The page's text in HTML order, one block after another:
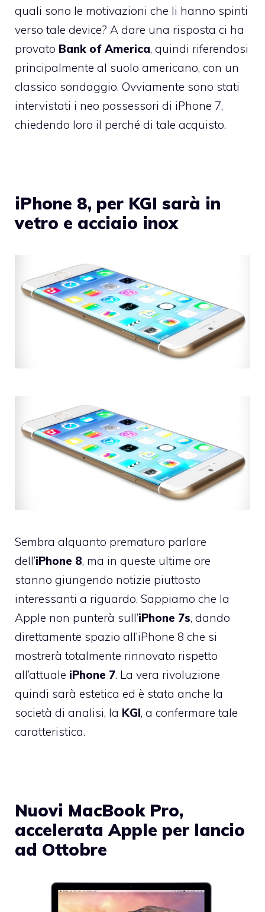
quali sono le motivazioni che li hanno spinti
verso tale device? A dare una risposta ci ha
provato Bank of America, quindi riferendosi
principalmente al suolo americano, con un
classico sondaggio. Ovviamente sono stati
intervistati i neo possessori di iPhone 7,
chiedendo loro il perché di tale acquisto.
iPhone 8, per KGI sarà in
vetro e acciaio inox
Sembra alquanto prematuro parlare
dell’iPhone 8, ma in queste ultime ore
stanno giungendo notizie piuttosto
interessanti a riguardo. Sappiamo che la
Apple non punterà sull’iPhone 7s, dando
direttamente spazio all’iPhone 8 che si
mostrerà totalmente rinnovato rispetto
all’attuale iPhone 7. La vera rivoluzione
quindi sarà estetica ed è stata anche la
società di analisi, la KGI, a confermare tale
caratteristica.
Nuovi MacBook Pro,
accelerata Apple per lancio
ad Ottobre